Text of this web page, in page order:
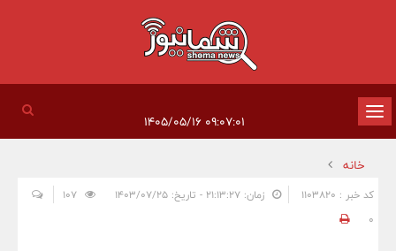
تغییر
وضعیت
ناوبری
خانه
کد خبر : 1103820 زمان: ۲۱:۱۳:۲۷ - تاریخ: ۱۴۰۳/۰۷/۲۵
0